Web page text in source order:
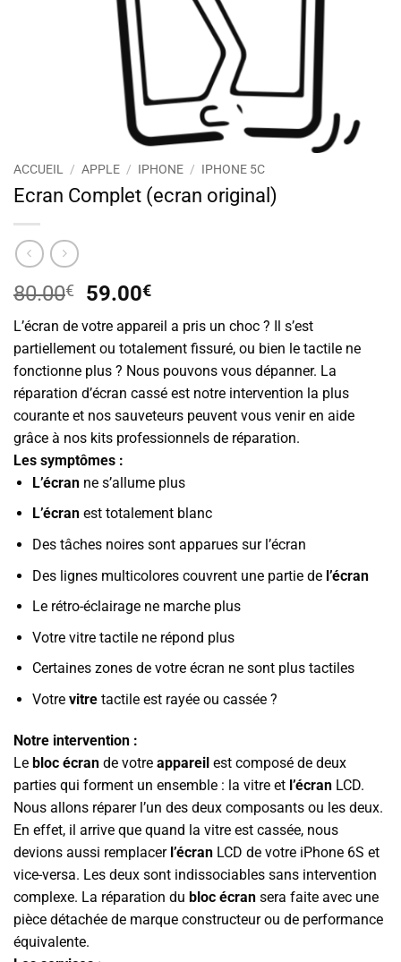
ACCUEIL / APPLE / IPHONE / IPHONE 5C
Ecran Complet (ecran original)
80.00€
Le
initial
était :
80.00€.
59.00€Le
prix
actuel
est :
59.00€.
L’écran de votre appareil a pris un choc ? Il s’est
partiellement ou totalement fissuré, ou bien le tactile ne
fonctionne plus ? Nous pouvons vous dépanner. La
réparation d’écran cassé est notre intervention la plus
courante et nos sauveteurs peuvent vous venir en aide
grâce à nos kits professionnels de réparation.
Les symptômes :
L’écranne s’allume plus
L’écranest totalement blanc
Des tâches noires sont apparues sur l’écran
Des lignes multicolores couvrent une partie de l’écran
Le rétro-éclairage ne marche plus
Votre vitre tactile ne répond plus
Certaines zones de votre écran ne sont plus tactiles
Votre vitretactile est rayée ou cassée ?
Notre intervention :
Le bloc écran de votre appareil est composé de deux
parties qui forment un ensemble : la vitre et l’écran LCD.
Nous allons réparer l’un des deux composants ou les deux.
En effet, il arrive que quand la vitre est cassée, nous
devions aussi remplacer l’écran LCD de votre iPhone 6S et
vice-versa. Les deux sont indissociables sans intervention
complexe. La réparation du bloc écran sera faite avec une
pièce détachée de marque constructeur ou de performance
équivalente.